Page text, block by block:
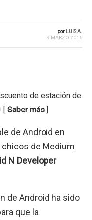
por LUIS A.
9 MARZO 2016
de estación de
[ Saber más]
de Android en
chicos de Medium
N Developer
de Android ha sido
que la